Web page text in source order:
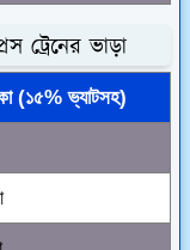
ট্রেনের ভাড়া
(১৫% ভ্যাটসহ)